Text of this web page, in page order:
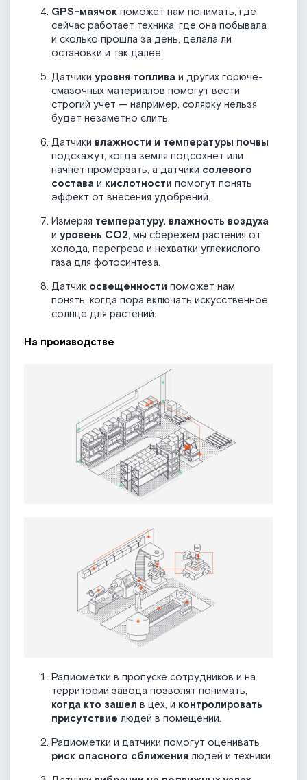
GPS-маячок поможет нам понимать, где
сейчас работает техника, где она побывала
и сколько прошла за день, делала ли
остановки и так далее.
Датчики уровня топлива и других горюче-
смазочных материалов помогут вести
строгий учет — например, солярку нельзя
будет незаметно слить.
Датчики влажности и температуры почвы
подскажут, когда земля подсохнет или
начнет промерзать, а датчики солевого
состава и кислотности помогут понять
эффект от внесения удобрений.
Измеряя температуру, влажность воздуха
и уровень CO2, мы сбережем растения от
холода, перегрева и нехватки углекислого
газа для фотосинтеза.
Датчик освещенности поможет нам
понять, когда пора включать искусственное
солнце для растений.
На производстве
Радиометки в пропуске сотрудников и на
территории завода позволят понимать,
когда кто зашел в цех, и контролировать
присутствие людей в помещении.
Радиометки и датчики помогут оценивать
риск опасного сближения людей и техники.